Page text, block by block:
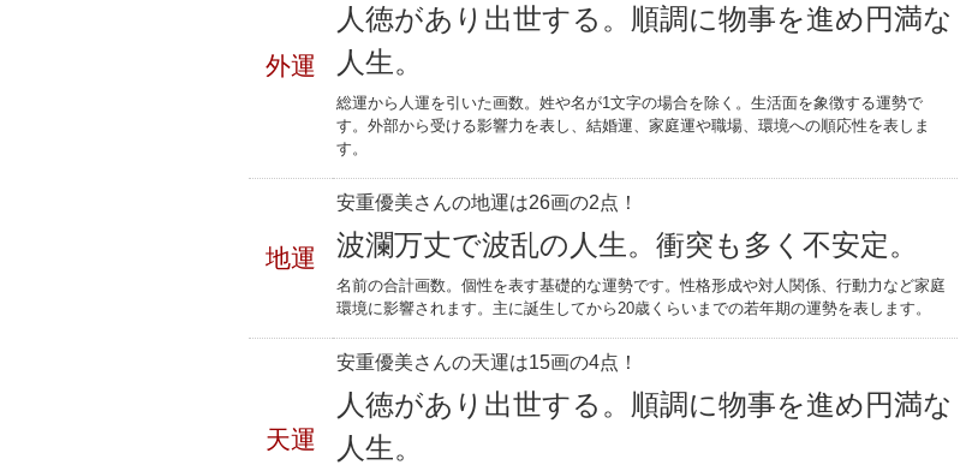
外運
人徳があり出世する。順調に物事を進め円満な
人生。
総運から人運を引いた画数。姓や名が1文字の場合を除く。生活面を象徴する運勢で
す。外部から受ける影響力を表し、結婚運、家庭運や職場、環境への順応性を表しま
す。
地運
安重優美さんの地運は26画の2点！
波瀾万丈で波乱の人生。衝突も多く不安定。
名前の合計画数。個性を表す基礎的な運勢です。性格形成や対人関係、行動力など家庭
環境に影響されます。主に誕生してから20歳くらいまでの若年期の運勢を表します。
天運
安重優美さんの天運は15画の4点！
人徳があり出世する。順調に物事を進め円満な
人生。